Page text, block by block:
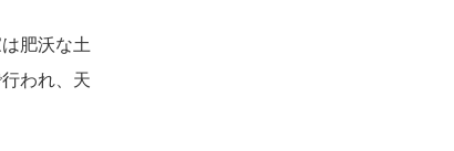
肥沃な土
われ、天